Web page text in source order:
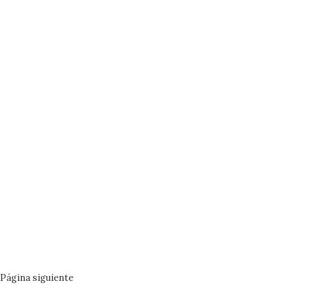
Página siguiente